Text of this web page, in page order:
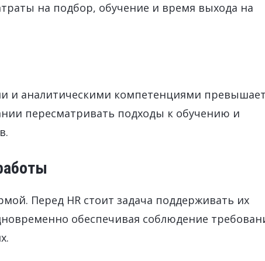
на подбор, обучение и время выхода на
и аналитическими компетенциями
пересматривать подходы к обучению и
Перед HR стоит задача поддерживать их
обеспечивая соблюдение